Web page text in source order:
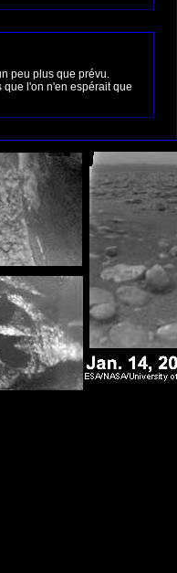
peu plus que prévu.
que l'on n'en espérait que